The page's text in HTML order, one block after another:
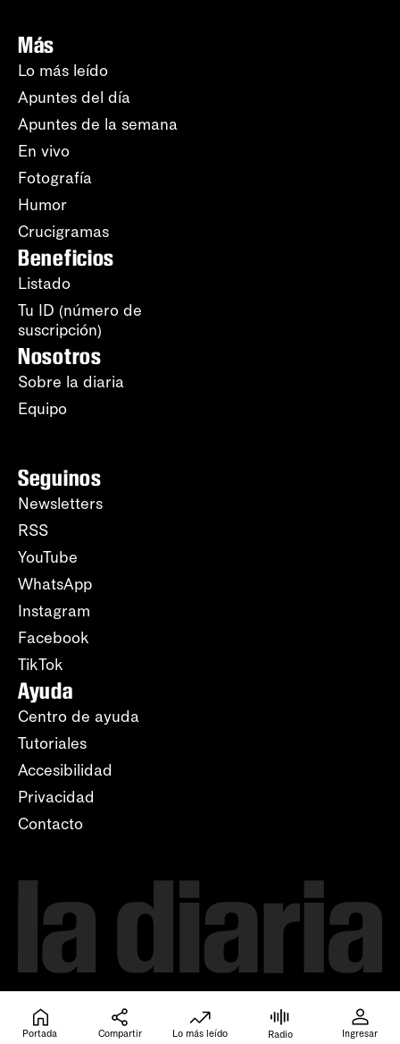
Más
Lo más leído
Apuntes del día
Apuntes de la semana
En vivo
Fotografía
Humor
Crucigramas
Beneficios
Listado
Tu ID (número de
suscripción)
Nosotros
Sobre la diaria
Equipo
Seguinos
Newsletters
RSS
YouTube
WhatsApp
Instagram
Facebook
TikTok
Ayuda
Centro de ayuda
Tutoriales
Accesibilidad
Privacidad
Contacto
Portada Compartir Lo más leído Radio Ingresar